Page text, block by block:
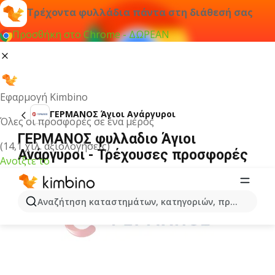
Τρέχοντα φυλλάδια πάντα στη διάθεσή σας
Προσθήκη στο Chrome - ΔΩΡΕΑΝ
Εφαρμογή Kimbino
Όλες οι προσφορές σε ένα μέρος
(14,1 χιλ. αξιολογήσεις)
Ανοίξτε το
Αναζήτηση καταστημάτων, κατηγοριών, προϊόντων...
ΓΕΡΜΑΝΟΣ Άγιοι Ανάργυροι
ΓΕΡΜΑΝΟΣ φυλλαδιο Άγιοι
Ανάργυροι - Τρέχουσες προσφορές